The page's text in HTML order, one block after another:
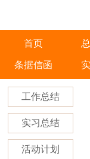
首页
条据信函
工作总结
实习总结
活动计划